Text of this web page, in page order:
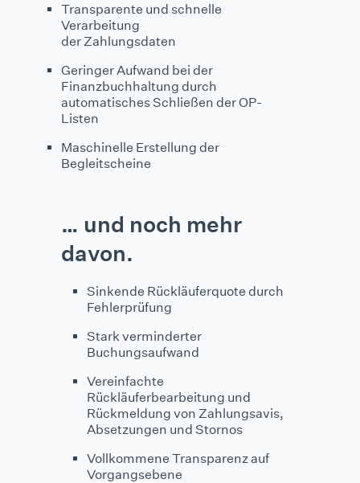
Transparente und schnelle
Verarbeitung
der Zahlungsdaten
Geringer Aufwand bei der
Finanzbuchhaltung durch
automatisches Schließen der OP-
Listen
Maschinelle Erstellung der
Begleitscheine
… und noch mehr
davon.
Sinkende Rückläuferquote durch
Fehlerprüfung
Stark verminderter
Buchungsaufwand
Vereinfachte
Rückläuferbearbeitung und
Rückmeldung von Zahlungsavis,
Absetzungen und Stornos
Vollkommene Transparenz auf
Vorgangsebene